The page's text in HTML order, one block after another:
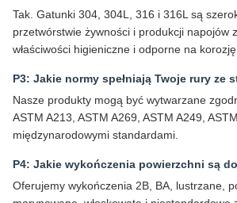
Tak. Gatunki 304, 304L, 316 i 316L są
przetwórstwie żywności i produkcji napojów
właściwości higieniczne i odporne na korozję.
P3: Jakie normy spełniają Twoje rury ze
Nasze produkty mogą być wytwarzane
ASTM A213, ASTM A269, ASTM A249,
międzynarodowymi standardami.
P4: Jakie wykończenia powierzchni są
Oferujemy wykończenia 2B, BA, lustrzane,